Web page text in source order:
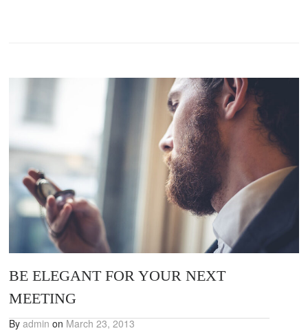
BE ELEGANT FOR YOUR NEXT
MEETING
ByadminonMarch 23, 2013